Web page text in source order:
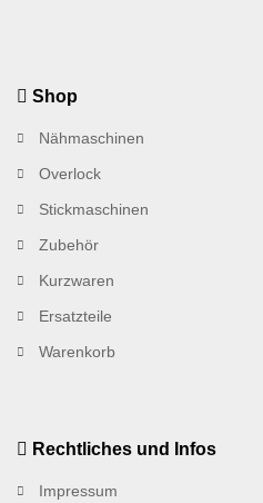
Shop
Nähmaschinen
Overlock
Stickmaschinen
Zubehör
Kurzwaren
Ersatzteile
Warenkorb
Rechtliches und Infos
Impressum